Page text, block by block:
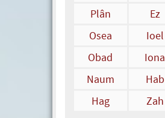
Plân
Ez
Osea
Ioel
Obad
Iona
Naum
Hab
Hag
Zah